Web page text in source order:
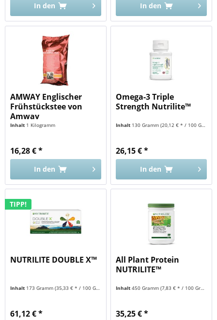
In den In den
AMWAY Englischer
Frühstückstee von
Amway
Inhalt 1 Kilogramm
16,28 € *
In den
Omega-3 Triple
Strength Nutrilite™
Inhalt 130 Gramm(20,12 € * / 100 Gramm)
26,15 € *
In den
TIPP!
NUTRILITE DOUBLE X™
Inhalt 173 Gramm(35,33 € * / 100 Gramm)
61,12 € *
All Plant Protein
NUTRILITE™
Inhalt450 Gramm(7,83 € * / 100 Gramm)
35,25 € *